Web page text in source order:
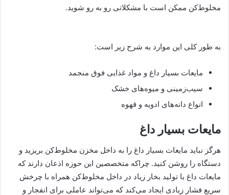
مخلوط‌کن ممکن است با مشکلاتی رو به رو شوید.
به طور کلی این موارد به شرح زیر است:
مایعات بسیار داغ و مواد غذایی فوق منجمد
سیب‌زمینی و میوه‌های خشک
انواع دانه‌های ادویه و قهوه
مایعات بسیار داغ
هرگز نباید مایعات بسیار داغ را به داخل مخزن مخلوط‌کن بریزید و
دستگاه را روشن کنید. چراکه متخصصین این حوزه اذعان دارند که
مایعات داغ با تولید بخار زیاد در داخل مخلوط‌کن همراه با چرخش
سریع فشار زیادی ایجاد می‌کند که می‌تواند عاملی برای انفجار و